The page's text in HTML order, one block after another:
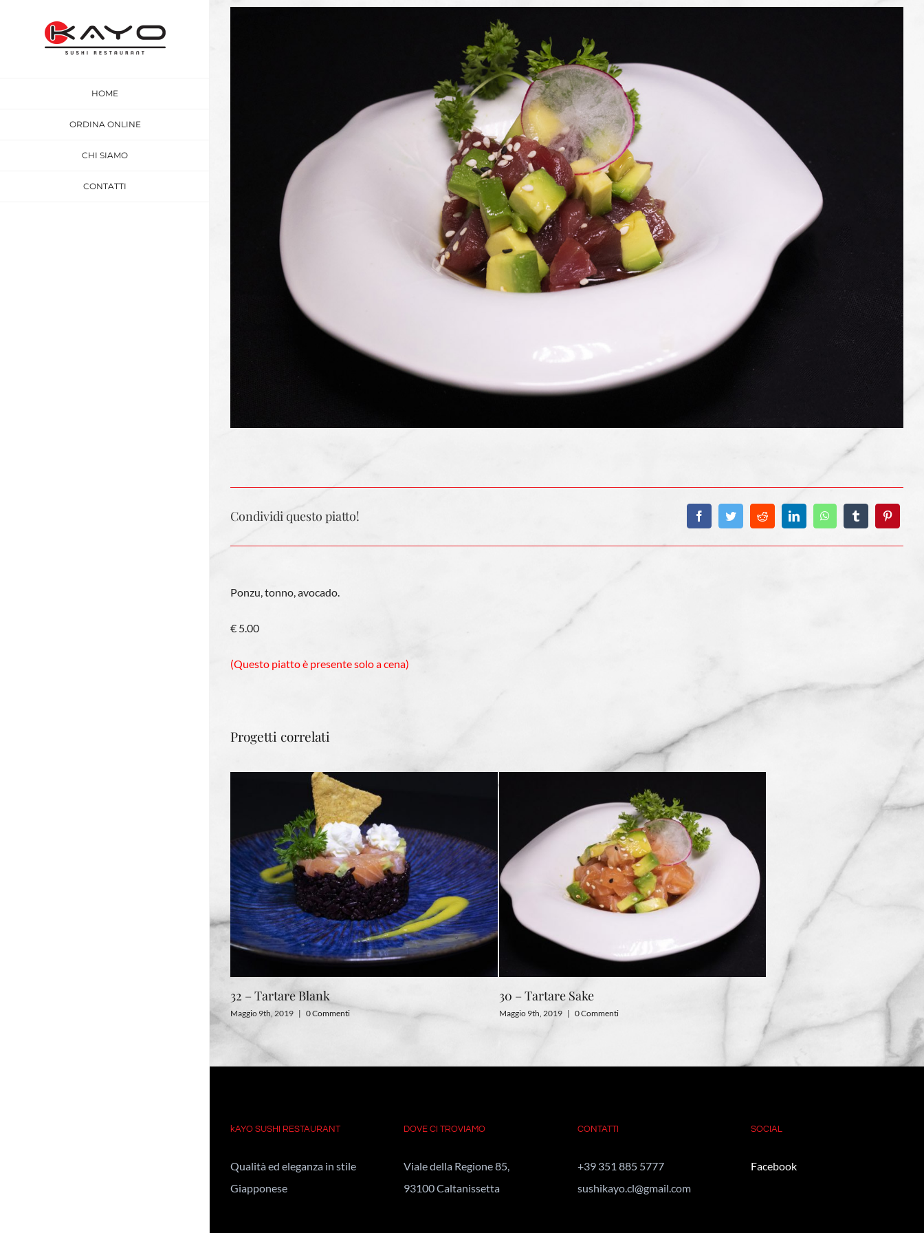
HOME
ORDINA ONLINE
CHI SIAMO
CONTATTI
Condividi questo piatto!
Ponzu, tonno, avocado.
€ 5.00
(Questo piatto è presente solo a cena)
Progetti correlati
32 – Tartare Blank
Maggio 9th, 2019 | 0 Commenti
30 – Tartare Sake
Maggio 9th, 2019 | 0 Commenti
kAYO SUSHI RESTAURANT
Qualità ed eleganza in stile
Giapponese
DOVE CI TROVIAMO
Viale della Regione 85,
93100 Caltanissetta
CONTATTI
+39 351 885 5777
sushikayo.cl@gmail.com
SOCIAL
Facebook